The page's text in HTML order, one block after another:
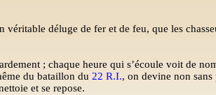
déluge de fer et de feu, que les
; chaque heure qui s’écoule voit de
du bataillon du22 R.I., on devine non
et se repose.